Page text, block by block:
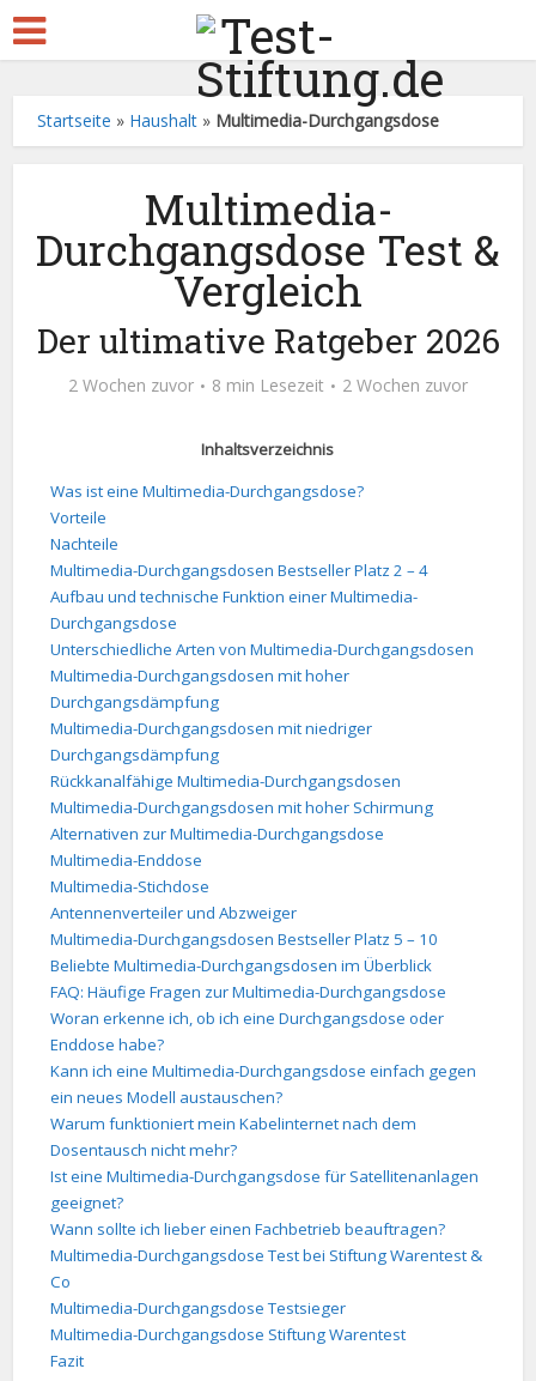
Startseite » Haushalt » Multimedia-Durchgangsdose
Multimedia-
Durchgangsdose Test &
Vergleich
Der ultimative Ratgeber 2026
2 Wochen zuvor 8 min Lesezeit 2 Wochen zuvor
Inhaltsverzeichnis
Was ist eine Multimedia-Durchgangsdose?
Vorteile
Nachteile
Multimedia-Durchgangsdosen Bestseller Platz 2 – 4
Aufbau und technische Funktion einer Multimedia-
Durchgangsdose
Unterschiedliche Arten von Multimedia-Durchgangsdosen
Multimedia-Durchgangsdosen mit hoher
Durchgangsdämpfung
Multimedia-Durchgangsdosen mit niedriger
Durchgangsdämpfung
Rückkanalfähige Multimedia-Durchgangsdosen
Multimedia-Durchgangsdosen mit hoher Schirmung
Alternativen zur Multimedia-Durchgangsdose
Multimedia-Enddose
Multimedia-Stichdose
Antennenverteiler und Abzweiger
Multimedia-Durchgangsdosen Bestseller Platz 5 – 10
Beliebte Multimedia-Durchgangsdosen im Überblick
FAQ: Häufige Fragen zur Multimedia-Durchgangsdose
Woran erkenne ich, ob ich eine Durchgangsdose oder
Enddose habe?
Kann ich eine Multimedia-Durchgangsdose einfach gegen
ein neues Modell austauschen?
Warum funktioniert mein Kabelinternet nach dem
Dosentausch nicht mehr?
Ist eine Multimedia-Durchgangsdose für Satellitenanlagen
geeignet?
Wann sollte ich lieber einen Fachbetrieb beauftragen?
Multimedia-Durchgangsdose Test bei Stiftung Warentest &
Co
Multimedia-Durchgangsdose Testsieger
Multimedia-Durchgangsdose Stiftung Warentest
Fazit